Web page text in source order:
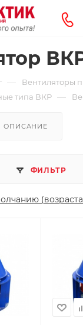
— Вентиляторы
типа ВКР —
ОПИСАНИЕ
ФИЛЬТР